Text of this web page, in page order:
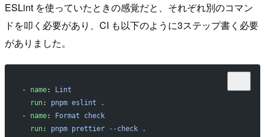
ESLint を使っていたときの感覚だと、それぞれ別のコマン
ドを叩く必要があり、CI も以下のように3ステップ書く必要
がありました。
- name:
Lint
  run
: pnpm eslint .
- name:
Format check
  run
: pnpm prettier --check .